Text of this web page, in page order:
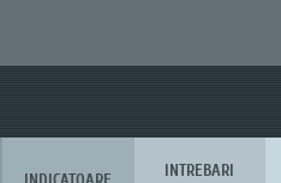
INTREBARI